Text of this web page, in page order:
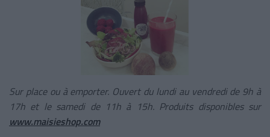
Sur place ou à emporter. Ouvert du lundi au vendredi de 9h à
17h et le samedi de 11h à 15h. Produits disponibles sur
www.maisieshop.com